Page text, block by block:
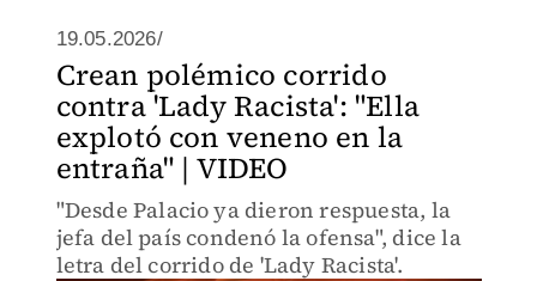
19.05.2026/
Crean polémico corrido
contra 'Lady Racista': "Ella
explotó con veneno en la
entraña" | VIDEO
"Desde Palacio ya dieron respuesta, la
jefa del país condenó la ofensa", dice la
letra del corrido de 'Lady Racista'.